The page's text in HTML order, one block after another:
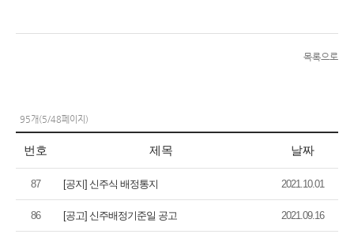
목록으로
95개(5/48페이지)
번호 제목 날짜
87 [공지] 신주식 배정통지 2021.10.01
86 [공고] 신주배정기준일 공고 2021.09.16